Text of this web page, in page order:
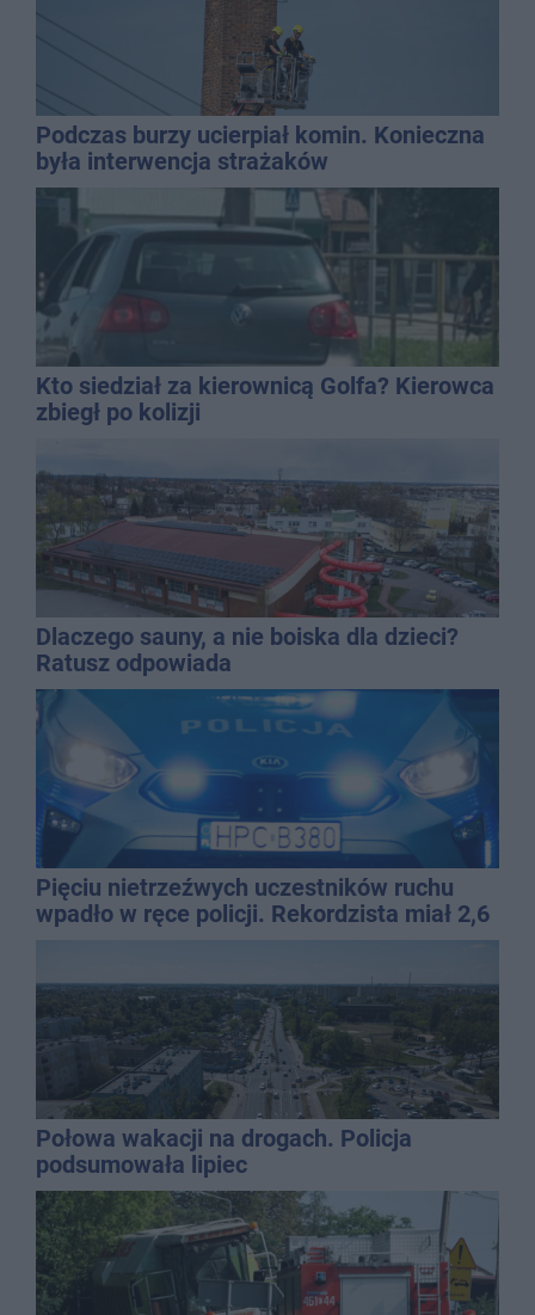
Podczas burzy ucierpiał komin. Konieczna
była interwencja strażaków
Kto siedział za kierownicą Golfa? Kierowca
zbiegł po kolizji
Dlaczego sauny, a nie boiska dla dzieci?
Ratusz odpowiada
Pięciu nietrzeźwych uczestników ruchu
wpadło w ręce policji. Rekordzista miał 2,6
Połowa wakacji na drogach. Policja
podsumowała lipiec